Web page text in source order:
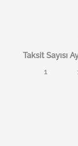
Taksit Sayısı
1